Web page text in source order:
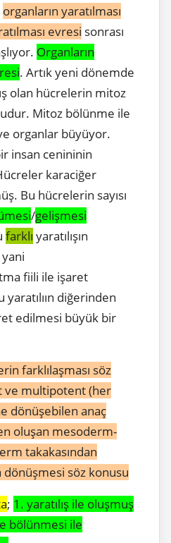
organların yaratılması
evresi sonrası
Organların
. Artık yeni dönemde
olan hücrelerin mitoz
Mitoz bölünme ile
organlar büyüyor.
insan cenininin
karaciğer
Bu hücrelerin sayısı
/gelişmesi
farklı yaratılışın
yani
fiili ile işaret
diğerinden
edilmesi büyük bir
farklılaşması söz
ve multipotent (her
dönüşebilen anaç
oluşan mesoderm-
takakasından
söz konusu
; 1. yaratılış ile oluşmuş
bölünmesi ile